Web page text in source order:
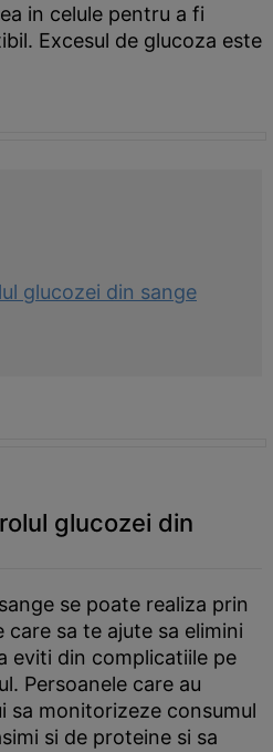
in celule pentru a fi
Excesul de glucoza este
glucozei din sange
glucozei din
se poate realiza prin
sa te ajute sa elimini
eviti din complicatiile pe
Persoanele care au
sa monitorizeze consumul
si de proteine si sa